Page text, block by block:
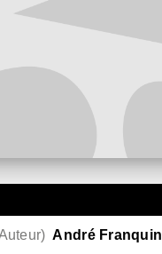
) André Franquin